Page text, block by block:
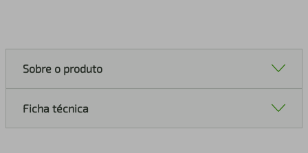
Sobre o produto
Ficha técnica